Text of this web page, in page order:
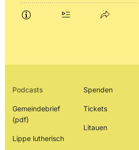
Podcasts
Gemeindebrief
(pdf)
Lippe lutherisch
Spenden
Tickets
Litauen